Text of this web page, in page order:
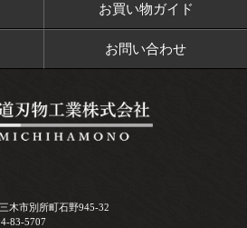
お買い物ガイド
お問い合わせ
市別所町石野945-32
83-5707